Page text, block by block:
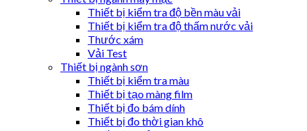
Thiết bị kiểm tra độ bền màu vải
Thiết bị kiểm tra độ thấm nước vải
Thước xám
Vải Test
Thiết bị ngành sơn
Thiết bị kiểm tra màu
Thiết bị tạo màng film
Thiết bị đo bám dính
Thiết bị đo thời gian khô